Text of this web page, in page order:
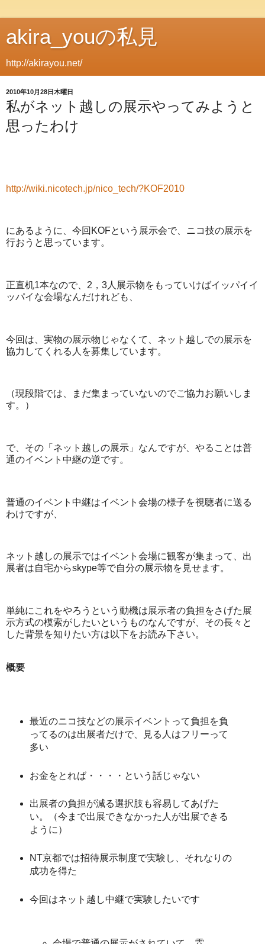
akira_youの私見
http://akirayou.net/
2010年10月28日木曜日
私がネット越しの展示やってみようと
思ったわけ
http://wiki.nicotech.jp/nico_tech/?KOF2010
にあるように、今回KOFという展示会で、ニコ技の展示を
行おうと思っています。
正直机1本なので、2，3人展示物をもっていけばイッパイイ
ッパイな会場なんだけれども、
今回は、実物の展示物じゃなくて、ネット越しでの展示を
協力してくれる人を募集しています。
（現段階では、まだ集まっていないのでご協力お願いしま
す。）
で、その「ネット越しの展示」なんですが、やることは普
通のイベント中継の逆です。
普通のイベント中継はイベント会場の様子を視聴者に送る
わけですが、
ネット越しの展示ではイベント会場に観客が集まって、出
展者は自宅からskype等で自分の展示物を見せます。
単純にこれをやろうという動機は展示者の負担をさげた展
示方式の模索がしたいというものなんですが、その長々と
した背景を知りたい方は以下をお読み下さい。
概要
最近のニコ技などの展示イベントって負担を負
ってるのは出展者だけで、見る人はフリーって
多い
お金をとれば・・・・という話じゃない
出展者の負担が減る選択肢も容易してあげた
い。（今まで出展できなかった人が出展できる
ように）
NT京都では招待展示制度で実験し、それなりの
成功を得た
今回はネット越し中継で実験したいです